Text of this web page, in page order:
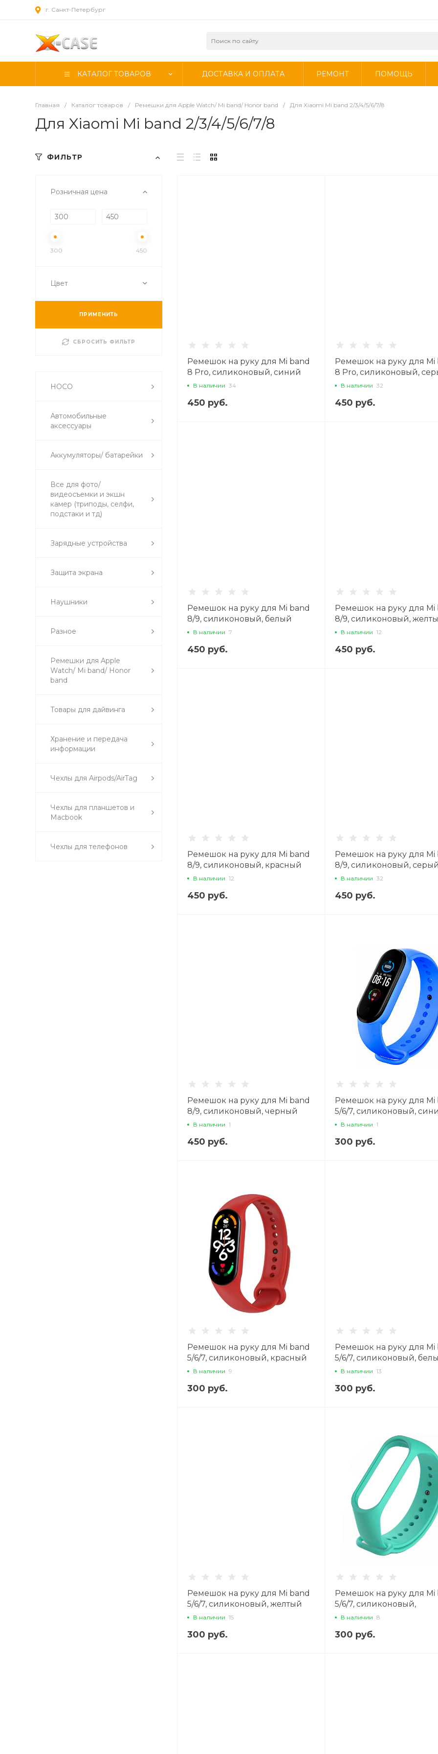
г. Санкт-Петербург
КАТАЛОГ ТОВАРОВ ДОСТАВКА И ОПЛАТА РЕМОНТ ПОМОЩЬ
Главная / Каталог товаров / Ремешки для Apple Watch/ Mi band/ Honor band / Для Xiaomi Mi band 2/3/4/5/6/7/8
Для Xiaomi Mi band 2/3/4/5/6/7/8
ФИЛЬТР
Розничная цена
300 450
Цвет
ПРИМЕНИТЬ
СБРОСИТЬ ФИЛЬТР
HOCO
Автомобильные
аксессуары
Аккумуляторы/ батарейки
Все для фото/
видеосъемки и экшн
камер (триподы, селфи,
подстаки и тд)
Зарядные устройства
Защита экрана
Наушники
Разное
Ремешки для Apple
Watch/ Mi band/ Honor
band
Товары для дайвинга
Хранение и передача
информации
Чехлы для Airpods/AirTag
Чехлы для планшетов и
Macbook
Чехлы для телефонов
Ремешок на руку для Mi band
8 Pro, силиконовый, синий
В наличии 34
450 руб.
Ремешок на руку для Mi
8 Pro, силиконовый,
В наличии 32
450 руб.
Ремешок на руку для Mi band
8/9, силиконовый, белый
В наличии 7
450 руб.
Ремешок на руку для Mi
8/9, силиконовый,
В наличии 12
450 руб.
Ремешок на руку для Mi band
8/9, силиконовый, красный
В наличии 12
450 руб.
Ремешок на руку для Mi
8/9, силиконовый, серый
В наличии 32
450 руб.
Ремешок на руку для Mi band
8/9, силиконовый, черный
В наличии 1
450 руб.
Ремешок на руку для Mi
5/6/7, силиконовый,
В наличии 1
300 руб.
Ремешок на руку для Mi band
5/6/7, силиконовый, красный
В наличии 9
300 руб.
Ремешок на руку для Mi
5/6/7, силиконовый,
В наличии 13
300 руб.
Ремешок на руку для Mi band
5/6/7, силиконовый, желтый
В наличии 15
300 руб.
Ремешок на руку для Mi
5/6/7, силиконовый,
бирюзовый
В наличии 8
300 руб.